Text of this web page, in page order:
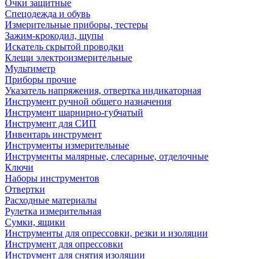
Очки защитные
Спецодежда и обувь
Измерительные приборы, тестеры
Зажим-крокодил, щупы
Искатель скрытой проводки
Клещи электроизмерительные
Мультиметр
Приборы прочие
Указатель напряжения, отвертка индикаторная
Инструмент ручной общего назначения
Инструмент шарнирно-губчатый
Инструмент для СИП
Инвентарь инструмент
Инструменты измерительные
Инструменты малярные, слесарные, отделочные
Ключи
Наборы инструментов
Отвертки
Расходные материалы
Рулетка измерительная
Сумки, ящики
Инструменты для опрессовки, резки и изоляции
Инструмент для опрессовки
Инструмент для снятия изоляции